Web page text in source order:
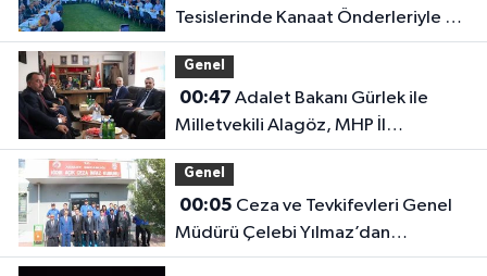
Tesislerinde Kanaat Önderleriyle Bir
Araya Geldiler
Genel
00:47
Milletvekili Alagöz, MHP İl
Başkanlığını Ziyaret Etti
Genel
00:05
Müdürü Çelebi Yılmaz’dan
Iğdır’daki Kurumlara Ziyaret ve